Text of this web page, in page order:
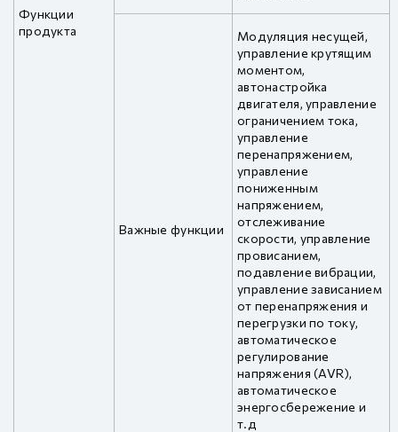
Функции
продукта
Важные функции
Модуляция несущей,
управление крутящим
моментом,
автонастройка
двигателя, управление
ограничением тока,
управление
перенапряжением,
управление
пониженным
напряжением,
отслеживание
скорости, управление
провисанием,
подавление вибрации,
управление зависанием
от перенапряжения и
перегрузки по току,
автоматическое
регулирование
напряжения (AVR),
автоматическое
энергосбережение и
т.д